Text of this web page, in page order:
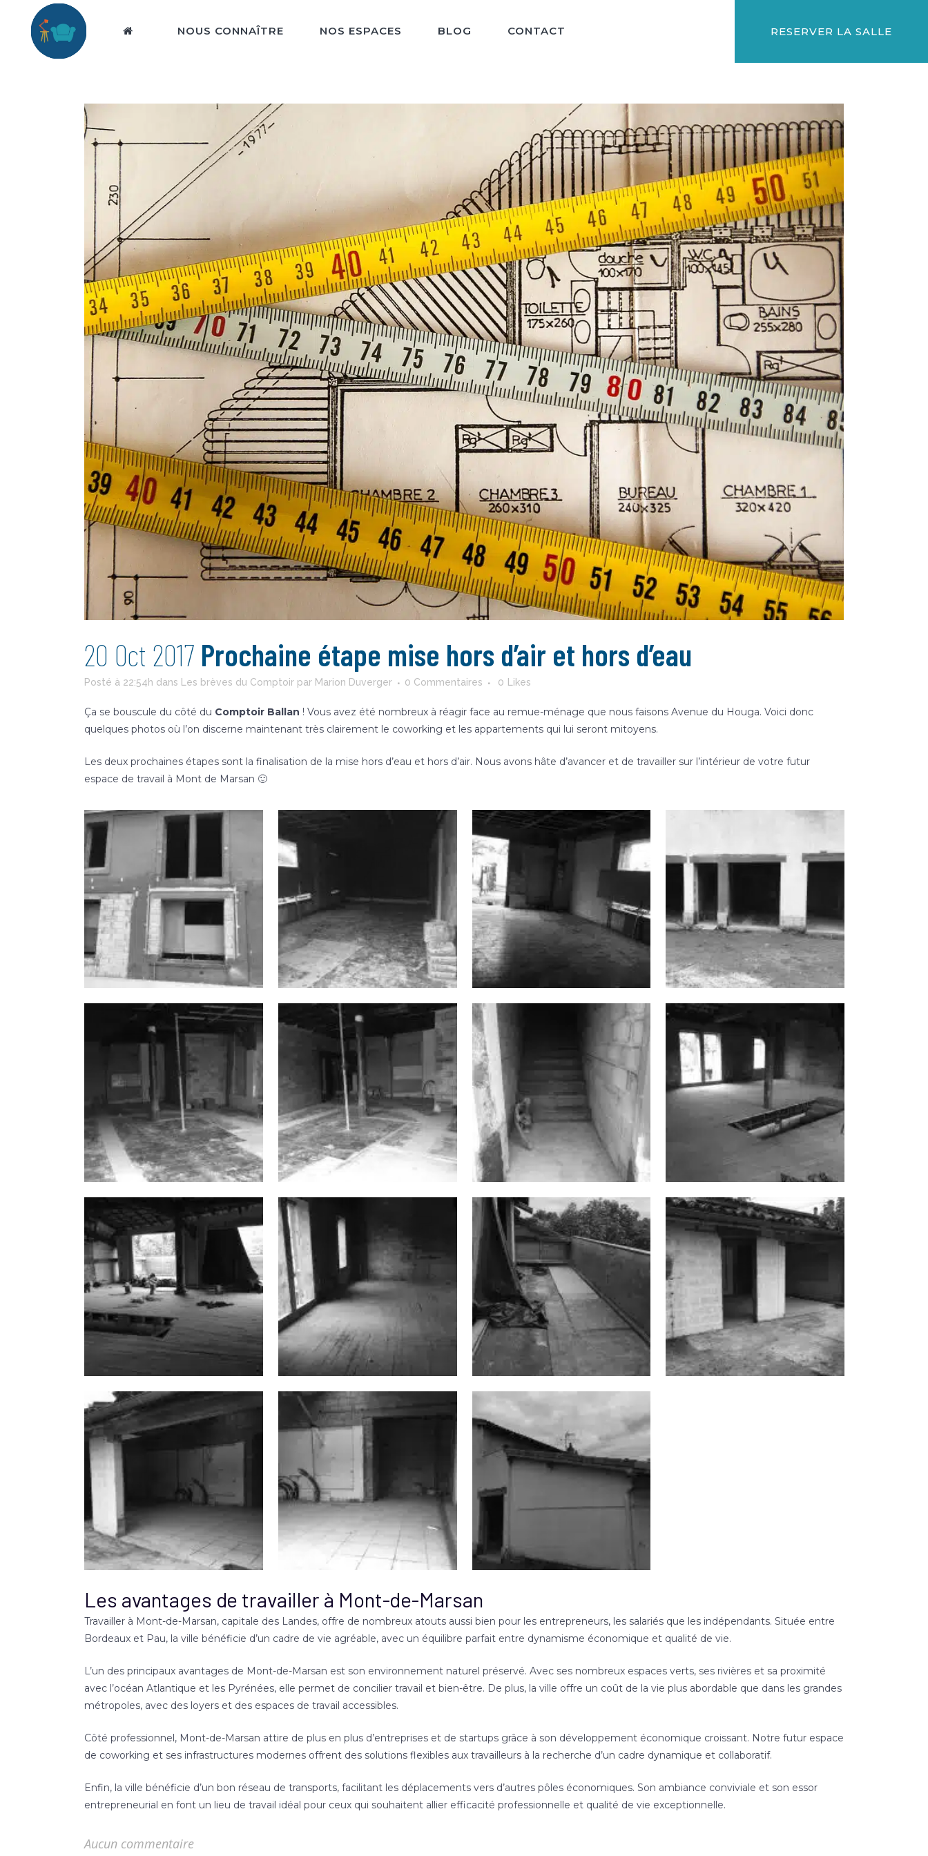
RESERVER LA SALLE
NOUS CONNAÎTRE NOS ESPACES BLOG CONTACT
20 Oct 2017 Prochaine étape mise hors d’air et hors d’eau
Posté à 22:54h dans Les brèves du Comptoir par Marion Duverger 0 Commentaires 0 Likes
Ça se bouscule du côté du Comptoir Ballan ! Vous avez été nombreux à réagir face au remue-ménage que nous faisons Avenue du Houga. Voici donc
quelques photos où l’on discerne maintenant très clairement le coworking et les appartements qui lui seront mitoyens.
Les deux prochaines étapes sont la finalisation de la mise hors d’eau et hors d’air. Nous avons hâte d’avancer et de travailler sur l’intérieur de votre futur
espace de travail à Mont de Marsan 🙂
Les avantages de travailler à Mont-de-Marsan
Travailler à Mont-de-Marsan, capitale des Landes, offre de nombreux atouts aussi bien pour les entrepreneurs, les salariés que les indépendants. Située entre
Bordeaux et Pau, la ville bénéficie d’un cadre de vie agréable, avec un équilibre parfait entre dynamisme économique et qualité de vie.
L’un des principaux avantages de Mont-de-Marsan est son environnement naturel préservé. Avec ses nombreux espaces verts, ses rivières et sa proximité
avec l’océan Atlantique et les Pyrénées, elle permet de concilier travail et bien-être. De plus, la ville offre un coût de la vie plus abordable que dans les grandes
métropoles, avec des loyers et des espaces de travail accessibles.
Côté professionnel, Mont-de-Marsan attire de plus en plus d’entreprises et de startups grâce à son développement économique croissant. Notre futur espace
de coworking et ses infrastructures modernes offrent des solutions flexibles aux travailleurs à la recherche d’un cadre dynamique et collaboratif.
Enfin, la ville bénéficie d’un bon réseau de transports, facilitant les déplacements vers d’autres pôles économiques. Son ambiance conviviale et son essor
entrepreneurial en font un lieu de travail idéal pour ceux qui souhaitent allier efficacité professionnelle et qualité de vie exceptionnelle.
Aucun commentaire